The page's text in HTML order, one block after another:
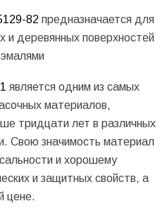
82 предназначается для
и деревянных поверхностей
является одним из самых
материалов,
тридцати лет в различных
Свою значимость материал
и хорошему
и защитных свойств, а
цене.